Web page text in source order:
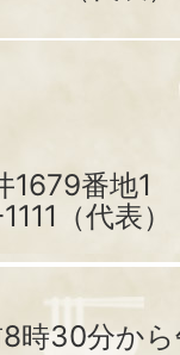
1679番地1
（代表）
時30分か